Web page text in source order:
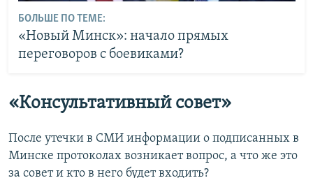
БОЛЬШЕ ПО ТЕМЕ:
«Новый Минск»: начало прямых
переговоров с боевиками?
«Консультативный совет»
После утечки в СМИ информации о подписанных в
Минске протоколах возникает вопрос, а что же это
за совет и кто в него будет входить?